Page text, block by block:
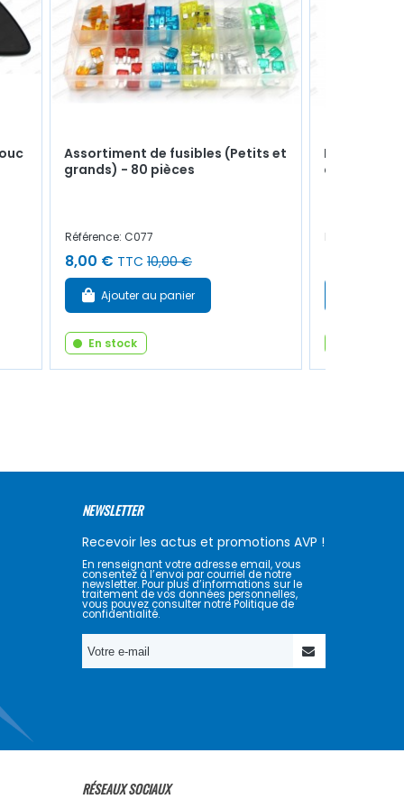
Assortiment de fusibles (Petits et
grands) - 80 pièces
Référence: C077
8,00 € TTC 10,00 €
Ajouter au panier
En stock
chauffant
Référence:
NEWSLETTER
Recevoir les actus et promotions AVP !
En renseignant votre adresse email, vous
consentez à l’envoi par courriel de notre
newsletter. Pour plus d’informations sur le
traitement de vos données personnelles,
vous pouvez consulter notre Politique de
confidentialité.
RÉSEAUX SOCIAUX